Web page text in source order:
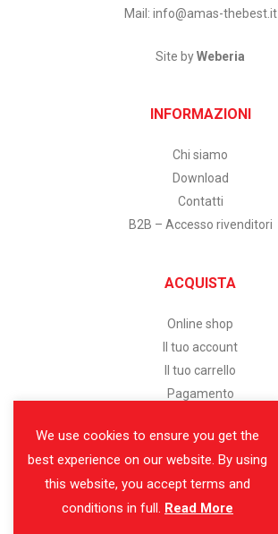
Mail: info@amas-thebest.it
Site byWeberia
INFORMAZIONI
Chi siamo
Download
Contatti
B2B – Accesso rivenditori
ACQUISTA
Online shop
Il tuo account
Il tuo carrello
Pagamento
SERVIZIO CLIENTI
Assistenza clienti
Modalità di pagamento
We use cookies to ensure you get the
best experience on our website. By using
this website, you accept terms and
conditions in full. Read More